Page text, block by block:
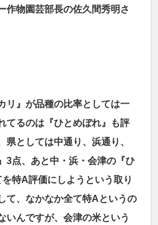
作物園芸部長の佐久間秀明さ
リ』が品種の比率としては一
てるのは『ひとめぼれ』も評
県としては中通り、浜通り、
3点、あと中・浜・会津の『ひ
特A評価にしようという取り
て、なかなか全て特Aというの
いんですが、会津の米という